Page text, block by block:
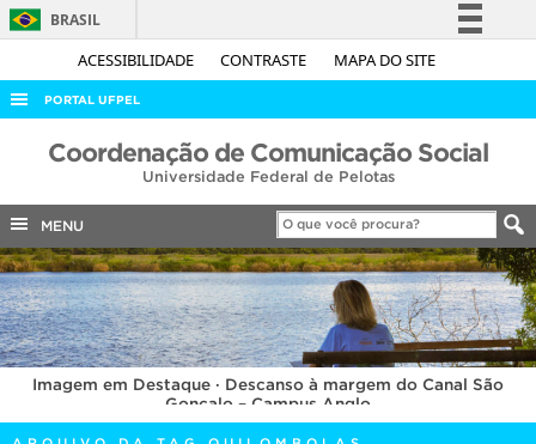
ACESSIBILIDADE CONTRASTE MAPA DO SITE
BRASIL
Simplifique!
Acesso à informação
Legislação
Canais
PORTAL UFPEL
ACESSO À INFORMAÇÃO
COBALTO
CONCURSOS
EDITAIS
INTERNACIONAL
OUVIDORIA
PORTARIAS
Coordenação de Comunicação Social
Universidade Federal de Pelotas
MENU
Imagem em Destaque · Descanso à margem do Canal São
Gonçalo – Campus Anglo